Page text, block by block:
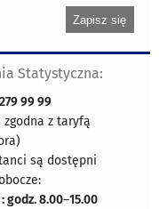
Statystyczna:
99 99
zgodna z taryfą
są dostępni
godz. 8.00–15.00